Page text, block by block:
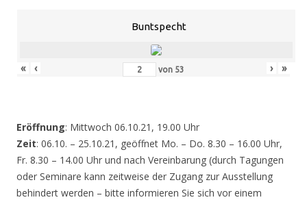
Buntspecht
« ‹ von 53 › »
Eröffnung: Mittwoch 06.10.21, 19.00 Uhr
Zeit: 06.10. – 25.10.21, geöffnet Mo. – Do. 8.30 – 16.00 Uhr,
Fr. 8.30 – 14.00 Uhr und nach Vereinbarung (durch Tagungen
oder Seminare kann zeitweise der Zugang zur Ausstellung
behindert werden – bitte informieren Sie sich vor einem